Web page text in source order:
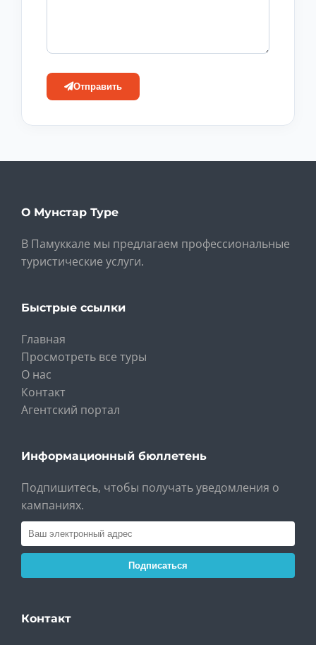
Отправить
О Мунстар Туре
В Памуккале мы предлагаем профессиональные
туристические услуги.
Быстрые ссылки
Главная
Просмотреть все туры
О нас
Контакт
Агентский портал
Информационный бюллетень
Подпишитесь, чтобы получать уведомления о
кампаниях.
Подписаться
Контакт